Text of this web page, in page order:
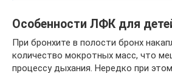
Особенности ЛФК для
При бронхите в полости бронх
количество мокротных масс, что
процессу дыхания. Нередко при